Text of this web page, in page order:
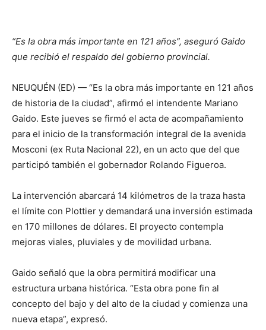
“Es la obra más importante en 121 años”, aseguró Gaido
que recibió el respaldo del gobierno provincial.
NEUQUÉN (ED) — “Es la obra más importante en 121 años
de historia de la ciudad”, afirmó el intendente Mariano
Gaido. Este jueves se firmó el acta de acompañamiento
para el inicio de la transformación integral de la avenida
Mosconi (ex Ruta Nacional 22), en un acto que del que
participó también el gobernador Rolando Figueroa.
La intervención abarcará 14 kilómetros de la traza hasta
el límite con Plottier y demandará una inversión estimada
en 170 millones de dólares. El proyecto contempla
mejoras viales, pluviales y de movilidad urbana.
Gaido señaló que la obra permitirá modificar una
estructura urbana histórica. “Esta obra pone fin al
concepto del bajo y del alto de la ciudad y comienza una
nueva etapa”, expresó.